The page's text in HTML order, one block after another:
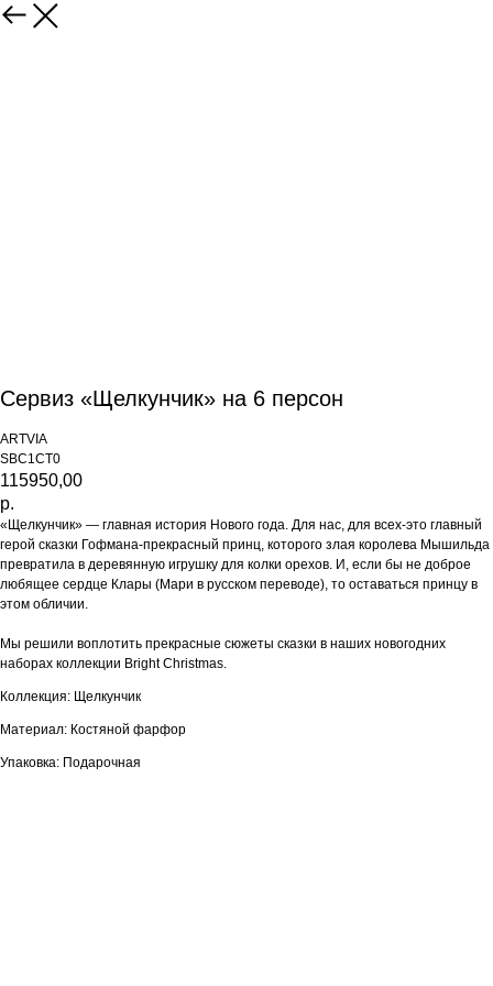
Сервиз «Щелкунчик» на 6 персон
ARTVIA
SBC1CT0
115950,00
р.
«Щелкунчик» — главная история Нового года. Для нас, для всех-это главный
герой сказки Гофмана-прекрасный принц, которого злая королева Мышильда
превратила в деревянную игрушку для колки орехов. И, если бы не доброе
любящее сердце Клары (Мари в русском переводе), то оставаться принцу в
этом обличии.
Мы решили воплотить прекрасные сюжеты сказки в наших новогодних
наборах коллекции Bright Christmas.
Коллекция: Щелкунчик
Материал: Костяной фарфор
Упаковка: Подарочная